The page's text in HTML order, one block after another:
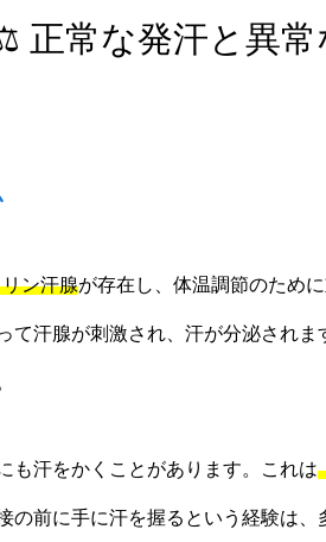
正常な発汗と異常
ン汗腺が存在し、体温調節のため
て汗腺が刺激され、汗が分泌され
も汗をかくことがあります。これは
前に手に汗を握るという経験は、